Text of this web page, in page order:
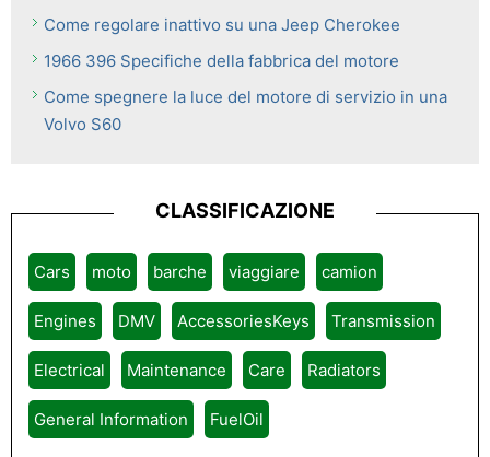
Come regolare inattivo su una Jeep Cherokee
1966 396 Specifiche della fabbrica del motore
Come spegnere la luce del motore di servizio in una
Volvo S60
CLASSIFICAZIONE
Cars moto barche viaggiare camion
Engines DMV AccessoriesKeys Transmission
Electrical Maintenance Care Radiators
General Information FuelOil